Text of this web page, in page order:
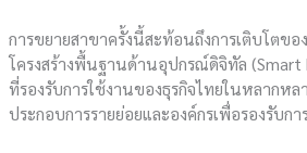
การขยายสาขาครั้งนี้สะท้อนถึงการเติบโตข
โครงสร้างพื้นฐานด้านอุปกรณ์ดิจิทัล (Smart
ที่รองรับการใช้งานของธุรกิจไทยในหลากห
ประกอบการรายย่อยและองค์กรเพื่อรองรับก